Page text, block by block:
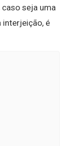
caso seja uma
interjeição, é